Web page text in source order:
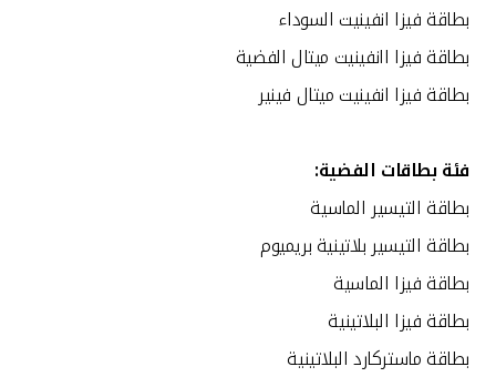
بطاقة فيزا انفينيت السوداء
بطاقة فيزا اانفينيت ميتال الفضية
بطاقة فيزا انفينيت ميتال فينير
فئةبطاقات الفضية:
بطاقة التيسير الماسية
بطاقة التيسير بلاتينية بريميوم
بطاقة فيزا الماسية
بطاقة فيزا البلاتينية
بطاقة ماستركارد البلاتينية